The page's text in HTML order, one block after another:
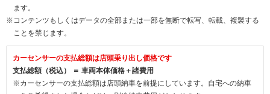
ます。
※コンテンツもしくはデータの全部または一部を無断で転写、転載、複製する
ことを禁じます。
カーセンサーの支払総額は店頭乗り出し価格です
支払総額（税込） ＝ 車両本体価格＋諸費用
※カーセンサーの支払総額は店頭納車を前提にしています。自宅への納車